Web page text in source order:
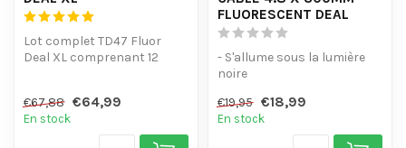
Lot complet TD47 Fluor
Deal XL comprenant 12
€67,88 €64,99
En stock
FLUORESCENT DEAL
- S'allume sous la lumière
noire
- Utile pour le regr...
€19,95 €18,99
En stock